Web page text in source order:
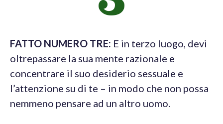
FATTO NUMERO TRE: E in terzo luogo, devi
oltrepassare la sua mente razionale e
concentrare il suo desiderio sessuale e
l’attenzione su di te – in modo che non possa
nemmeno pensare ad un altro uomo.